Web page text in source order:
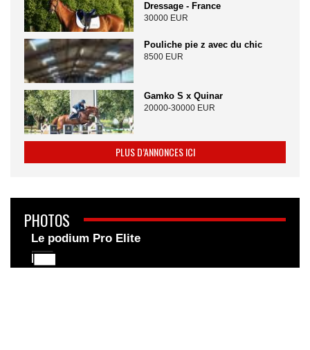
Dressage - France
30000 EUR
Pouliche pie z avec du chic
8500 EUR
Gamko S x Quinar
20000-30000 EUR
PLUS D’ANNONCES ICI
PHOTOS
Le podium Pro Elite